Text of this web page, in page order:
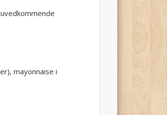
mayonnaise i